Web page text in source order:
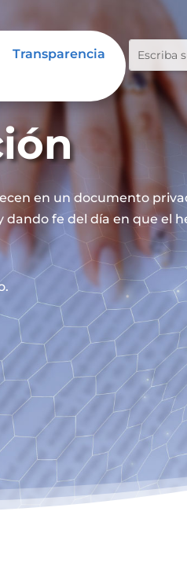
Transparencia
en un documento
fe del día en que el